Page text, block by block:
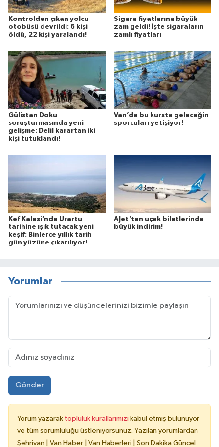
Kontrolden çıkan yolcu
otobüsü devrildi: 6 kişi
öldü, 22 kişi yaralandı!
Sigara fiyatlarına büyük
zam geldi! İşte sigaraların
zamlı fiyatları
Gülistan Doku
soruşturmasında yeni
gelişme: Delil karartan iki
kişi tutuklandı!
Van’da bu kursta geleceğin
sporcuları yetişiyor!
Kef Kalesi’nde Urartu
tarihine ışık tutacak yeni
keşif: Binlerce yıllık tarih
gün yüzüne çıkarılıyor!
AJet'ten uçak biletlerinde
büyük indirim!
Yorumlar
Gönder
Yorum yazarak topluluk kurallarımızı kabul etmiş bulunuyor
ve tüm sorumluluğu üstleniyorsunuz. Yazılan yorumlardan
Şehrivan | Van Haber | Van Haberleri | Son Dakika Güncel